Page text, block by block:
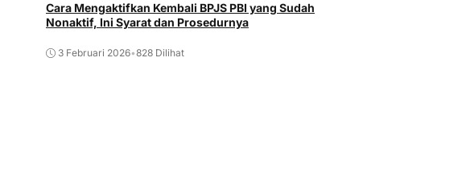
Cara Mengaktifkan Kembali BPJS PBI yang Sudah
Nonaktif, Ini Syarat dan Prosedurnya
3 Februari 2026•828 Dilihat